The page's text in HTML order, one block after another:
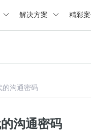
解决方案 精彩案
的沟通密码
沟通密码